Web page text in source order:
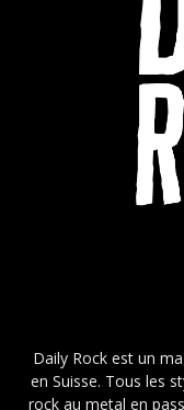
Daily Rock est un
en Suisse. Tous les
rock au metal en